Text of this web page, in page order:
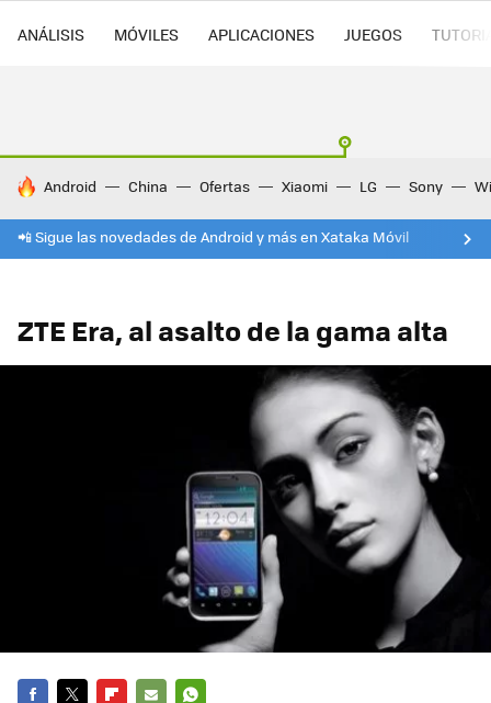
ANÁLISIS MÓVILES APLICACIONES JUEGOS
HOY SE HABLA DE
Android China Ofertas Xiaomi LG Sony
📲 Sigue las novedades de Android y más en Xataka Móvil
ZTE Era, al asalto de la gama alta